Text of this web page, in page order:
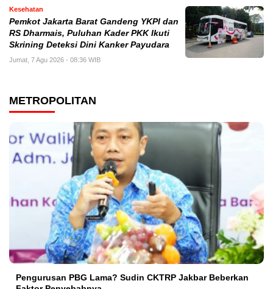
Kesehatan
Pemkot Jakarta Barat Gandeng YKPI dan
RS Dharmais, Puluhan Kader PKK Ikuti
Skrining Deteksi Dini Kanker Payudara
Jumat, 7 Agu 2026 - 08:36 WIB
METROPOLITAN
Pengurusan PBG Lama? Sudin CKTRP Jakbar Beberkan